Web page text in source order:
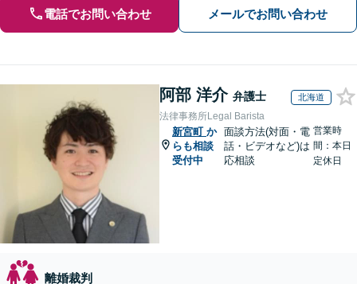
電話でお問い合わせ メールでお問い合わせ
阿部 洋介 弁護士 北海道
法律事務所Legal Barista
新宮町 か
らも相談
受付中
面談方法(対面・電
話・ビデオなど)は
応相談
営業時
間：本日
定休日
離婚裁判